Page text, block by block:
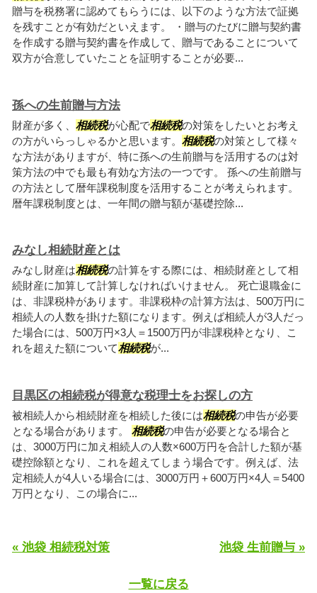
贈与を税務署に認めてもらうには、以下のような方法で証拠
を残すことが有効だといえます。 ・贈与のたびに贈与契約書
を作成する贈与契約書を作成して、贈与であることについて
双方が合意していたことを証明することが必要...
孫への生前贈与方法
財産が多く、 相続税が心配で相続税の対策をしたいとお考え
の方がいらっしゃるかと思います。 相続税の対策として様々
な方法がありますが、特に孫への生前贈与を活用するのは対
策方法の中でも最も有効な方法の一つです。 孫への生前贈与
の方法として暦年課税制度を活用することが考えられます。
暦年課税制度とは、一年間の贈与額が基礎控除...
みなし相続財産とは
みなし財産は相続税の計算をする際には、相続財産として相
続財産に加算して計算しなければいけません。 死亡退職金に
は、非課税枠があります。非課税枠の計算方法は、500万円に
相続人の人数を掛けた額になります。例えば相続人が3人だっ
た場合には、500万円×3人＝1500万円が非課税枠となり、こ
れを超えた額について相続税が...
目黒区の相続税が得意な税理士をお探しの方
被相続人から相続財産を相続した後には相続税の申告が必要
となる場合があります。 相続税の申告が必要となる場合と
は、3000万円に加え相続人の人数×600万円を合計した額が基
礎控除額となり、これを超えてしまう場合です。例えば、法
定相続人が4人いる場合には、3000万円＋600万円×4人＝5400
万円となり、この場合に...
« 池袋 相続税対策 池袋 生前贈与 »
一覧に戻る